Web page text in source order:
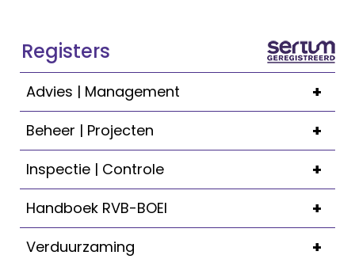
Registers
+
Advies | Management
+
Beheer | Projecten
+
Inspectie | Controle
+
Handboek RVB-BOEI
+
Verduurzaming